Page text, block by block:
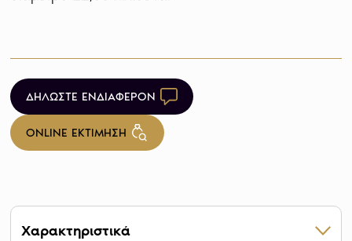
ΔΗΛΩΣΤΕ ΕΝΔΙΑΦΕΡΟΝ
ONLINE ΕΚΤΙΜΗΣΗ
Χαρακτηριστικά